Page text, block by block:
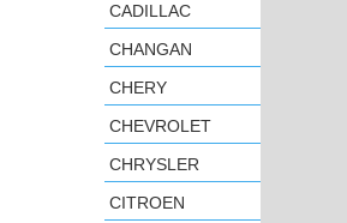
CADILLAC
CHANGAN
CHERY
CHEVROLET
CHRYSLER
CITROEN